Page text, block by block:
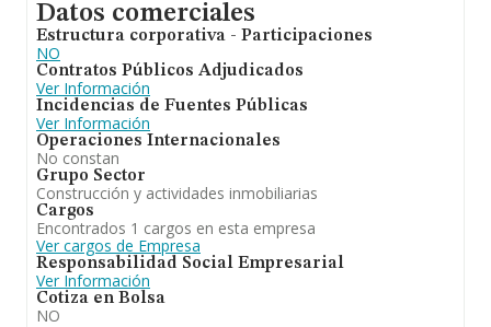
Datos comerciales
Estructura corporativa - Participaciones
NO
Contratos Públicos Adjudicados
Ver Información
Incidencias de Fuentes Públicas
Ver Información
Operaciones Internacionales
No constan
Grupo Sector
Construcción y actividades inmobiliarias
Cargos
Encontrados 1 cargos en esta empresa
Ver cargos de Empresa
Responsabilidad Social Empresarial
Ver Información
Cotiza en Bolsa
NO